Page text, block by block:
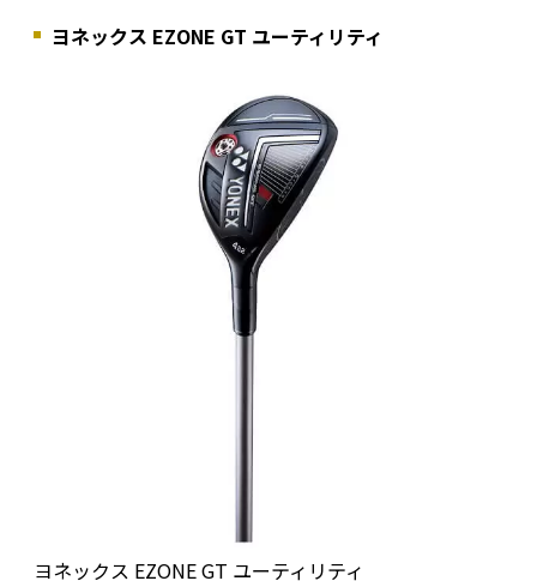
ヨネックス EZONE GT ユーティリティ
ヨネックス EZONE GT ユーティリティ